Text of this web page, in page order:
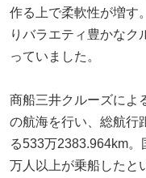
作る上で柔軟性が増す
りバラエティ豊かなク
っていました。
商船三井クルーズによ
の航海を行い、総航行
る533万2383.964km
万人以上が乗船したと